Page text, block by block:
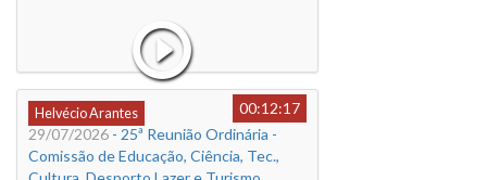
Helvécio Arantes
00:12:17
29/07/2026 - 25ª Reunião Ordinária -
Comissão de Educação, Ciência, Tec.,